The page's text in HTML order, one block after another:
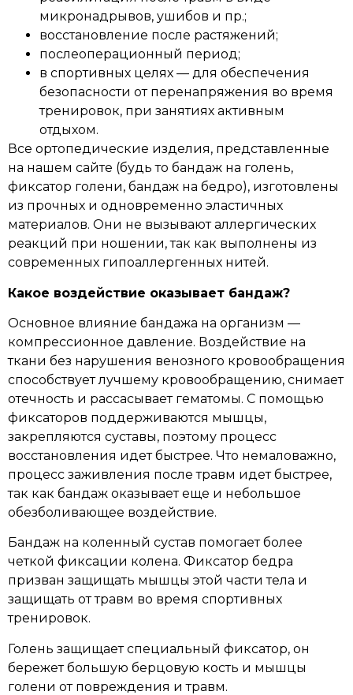
микронадрывов, ушибов и пр.;
восстановление после растяжений;
послеоперационный период;
в спортивных целях — для обеспечения
безопасности от перенапряжения во время
тренировок, при занятиях активным
отдыхом.
Все ортопедические изделия, представленные
на нашем сайте (будь то бандаж на голень,
фиксатор голени, бандаж на бедро), изготовлены
из прочных и одновременно эластичных
материалов. Они не вызывают аллергических
реакций при ношении, так как выполнены из
современных гипоаллергенных нитей.
Какое воздействие оказывает бандаж?
Основное влияние бандажа на организм —
компрессионное давление. Воздействие на
ткани без нарушения венозного кровообращения
способствует лучшему кровообращению, снимает
отечность и рассасывает гематомы. С помощью
фиксаторов поддерживаются мышцы,
закрепляются суставы, поэтому процесс
восстановления идет быстрее. Что немаловажно,
процесс заживления после травм идет быстрее,
так как бандаж оказывает еще и небольшое
обезболивающее воздействие.
Бандаж на коленный сустав помогает более
четкой фиксации колена. Фиксатор бедра
призван защищать мышцы этой части тела и
защищать от травм во время спортивных
тренировок.
Голень защищает специальный фиксатор, он
бережет большую берцовую кость и мышцы
голени от повреждения и травм.